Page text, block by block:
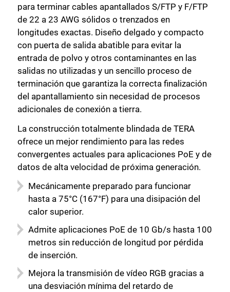
para terminar cables apantallados S/FTP y F/FTP
de 22 a 23 AWG sólidos o trenzados en
longitudes exactas. Diseño delgado y compacto
con puerta de salida abatible para evitar la
entrada de polvo y otros contaminantes en las
salidas no utilizadas y un sencillo proceso de
terminación que garantiza la correcta finalización
del apantallamiento sin necesidad de procesos
adicionales de conexión a tierra.
La construcción totalmente blindada de TERA
ofrece un mejor rendimiento para las redes
convergentes actuales para aplicaciones PoE y de
datos de alta velocidad de próxima generación.
Mecánicamente preparado para funcionar
hasta a 75°C (167°F) para una disipación del
calor superior.
Admite aplicaciones PoE de 10 Gb/s hasta 100
metros sin reducción de longitud por pérdida
de inserción.
Mejora la transmisión de vídeo RGB gracias a
una desviación mínima del retardo de
Cerrar